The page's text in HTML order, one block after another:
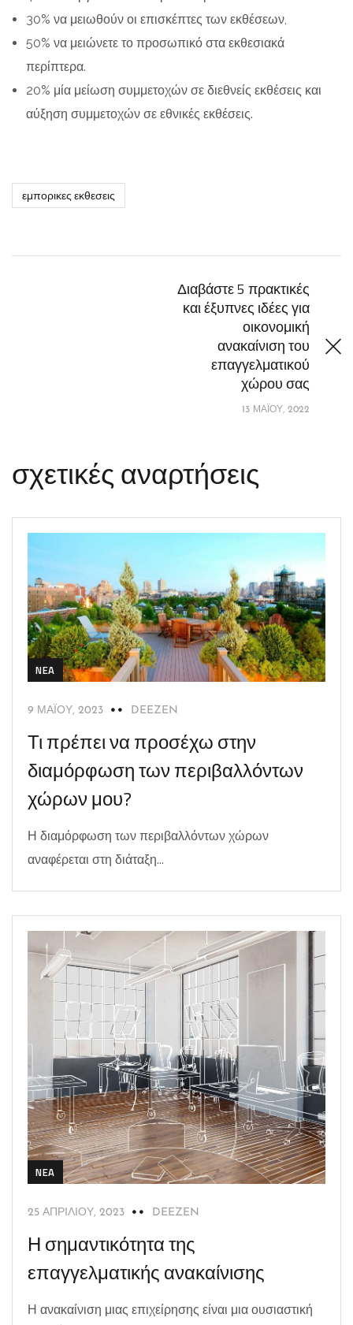
30% να μειωθούν οι επισκέπτες των εκθέσεων,
50% να μειώνετε το προσωπικό στα εκθεσιακά
περίπτερα.
20% μία μείωση συμμετοχών σε διεθνείς εκθέσεις και
αύξηση συμμετοχών σε εθνικές εκθέσεις.
εμπορικες εκθεσεις
Διαβάστε 5 πρακτικές
και έξυπνες ιδέες για
οικονομική
ανακαίνιση του
επαγγελματικού
χώρου σας
13 ΜΑΪ́ΟΥ, 2022
σχετικές αναρτήσεις
NEA
9 ΜΑΪ́ΟΥ, 2023 DEEZEN
Τι πρέπει να προσέχω στην
διαμόρφωση των περιβαλλόντων
χώρων μου?
Η διαμόρφωση των περιβαλλόντων χώρων
αναφέρεται στη διάταξη...
NEA
25 ΑΠΡΙΛΊΟΥ, 2023 DEEZEN
Η σημαντικότητα της
επαγγελματικής ανακαίνισης
Η ανακαίνιση μιας επιχείρησης είναι μια ουσιαστική